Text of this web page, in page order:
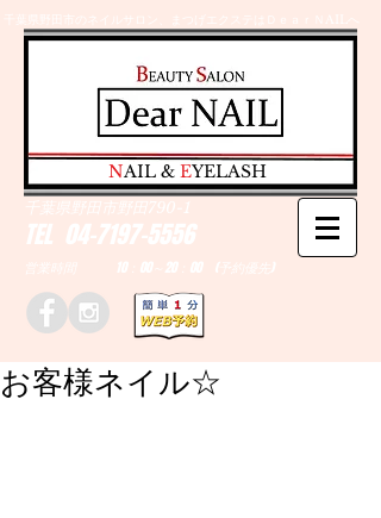
千葉県野田市のネイルサロン、まつげエクステはＤｅａｒＮAILへ
TEL 04-7197-5556
営業時間 10：00～20：00 (予約優先)
千葉県野田市野田790-1
​NAIL & EYELASH
お客様ネイル☆